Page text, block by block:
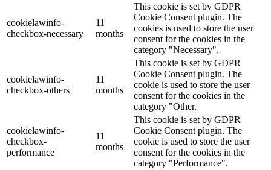
cookielawinfo-
checkbox-necessary
11
months
This cookie is set by GDPR
Cookie Consent plugin. The
cookies is used to store the user
consent for the cookies in the
category "Necessary".
cookielawinfo-
checkbox-others
11
months
This cookie is set by GDPR
Cookie Consent plugin. The
cookie is used to store the user
consent for the cookies in the
category "Other.
cookielawinfo-
checkbox-
performance
11
months
This cookie is set by GDPR
Cookie Consent plugin. The
cookie is used to store the user
consent for the cookies in the
category "Performance".